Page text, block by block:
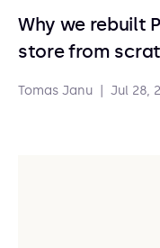
Why we rebuilt
store from
Tomas Janu Jul 28,